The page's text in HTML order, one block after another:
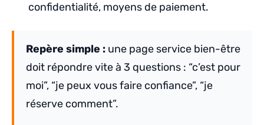
confidentialité, moyens de paiement.
Repère simple : une page service bien-être
doit répondre vite à 3 questions : “c’est pour
moi”, “je peux vous faire confiance”, “je
réserve comment”.